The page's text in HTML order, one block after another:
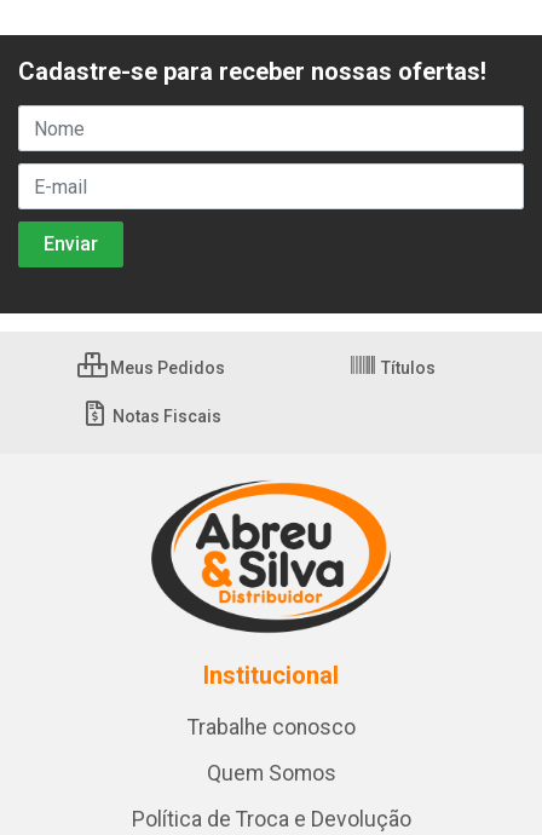
Cadastre-se para receber nossas ofertas!
Meus Pedidos Títulos
Notas Fiscais
Institucional
Trabalhe conosco
Quem Somos
Política de Troca e Devolução